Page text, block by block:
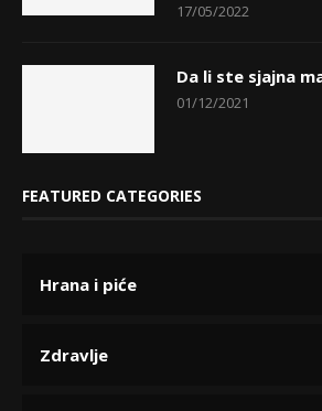
17/05/2022
Da li ste sjajna
01/12/2021
FEATURED CATEGORIES
Hrana i piće
Zdravlje